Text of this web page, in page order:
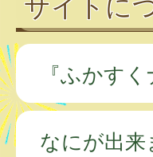
『ふかす
なにが出来